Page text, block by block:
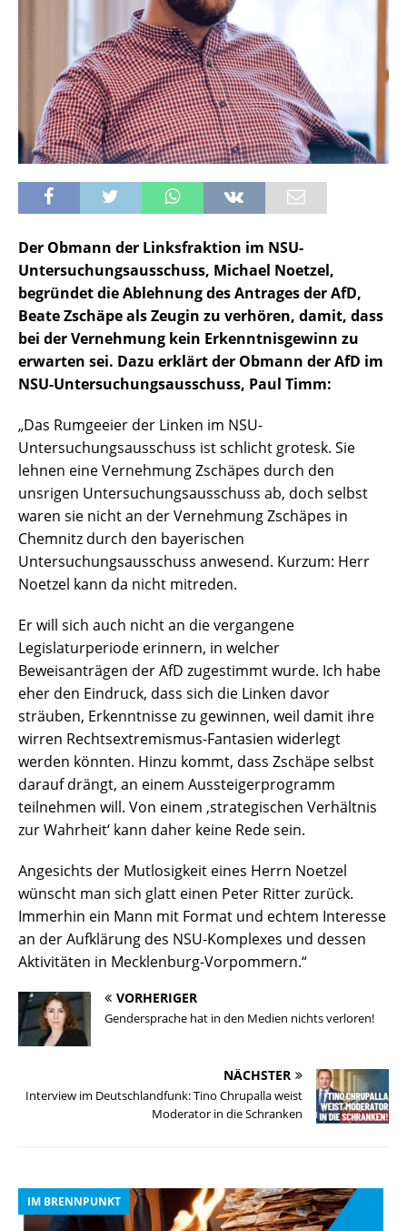
Der Obmann der Linksfraktion im NSU-
Untersuchungsausschuss, Michael Noetzel,
begründet die Ablehnung des Antrages der AfD,
Beate Zschäpe als Zeugin zu verhören, damit, dass
bei der Vernehmung kein Erkenntnisgewinn zu
erwarten sei. Dazu erklärt der Obmann der AfD im
NSU-Untersuchungsausschuss, Paul Timm:
„Das Rumgeeier der Linken im NSU-
Untersuchungsausschuss ist schlicht grotesk. Sie
lehnen eine Vernehmung Zschäpes durch den
unsrigen Untersuchungsausschuss ab, doch selbst
waren sie nicht an der Vernehmung Zschäpes in
Chemnitz durch den bayerischen
Untersuchungsausschuss anwesend. Kurzum: Herr
Noetzel kann da nicht mitreden.
Er will sich auch nicht an die vergangene
Legislaturperiode erinnern, in welcher
Beweisanträgen der AfD zugestimmt wurde. Ich habe
eher den Eindruck, dass sich die Linken davor
sträuben, Erkenntnisse zu gewinnen, weil damit ihre
wirren Rechtsextremismus-Fantasien widerlegt
werden könnten. Hinzu kommt, dass Zschäpe selbst
darauf drängt, an einem Aussteigerprogramm
teilnehmen will. Von einem ‚strategischen Verhältnis
zur Wahrheit‘ kann daher keine Rede sein.
Angesichts der Mutlosigkeit eines Herrn Noetzel
wünscht man sich glatt einen Peter Ritter zurück.
Immerhin ein Mann mit Format und echtem Interesse
an der Aufklärung des NSU-Komplexes und dessen
Aktivitäten in Mecklenburg-Vorpommern.“
VORHERIGER
Gendersprache hat in den Medien nichts verloren!
NÄCHSTER
Interview im Deutschlandfunk: Tino Chrupalla weist
Moderator in die Schranken
IM BRENNPUNKT